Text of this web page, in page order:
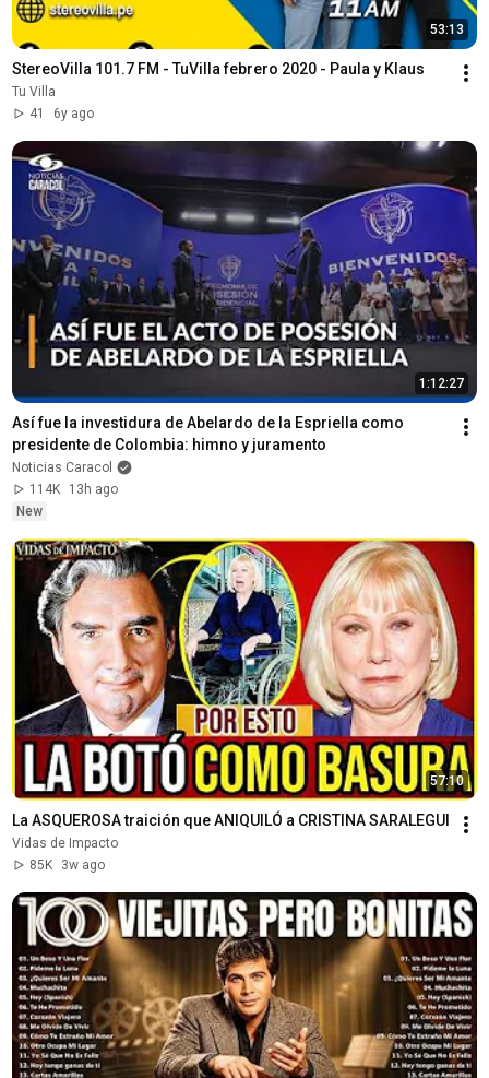
53:13
StereoVilla 101.7 FM - TuVilla febrero 2020 - Paula y Klaus
Tu Villa
41
6y ago
1:12:27
Así fue la investidura de Abelardo de la Espriella como
presidente de Colombia: himno y juramento
Noticias Caracol
114K
13h ago
New
57:10
La ASQUEROSA traición que ANIQUILÓ a CRISTINA SARALEGUI
Vidas de Impacto
85K
3w ago